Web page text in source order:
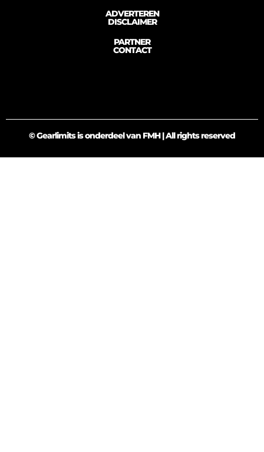
ADVERTEREN
DISCLAIMER
PARTNER
CONTACT
© Gearlimits is onderdeel van FMH | All rights reserved